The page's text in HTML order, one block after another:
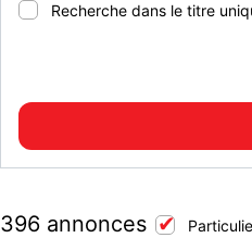
Recherche dans le titre
396 annonces